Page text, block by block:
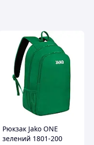
Рюкзак Jako ONE
зелений 1801-200